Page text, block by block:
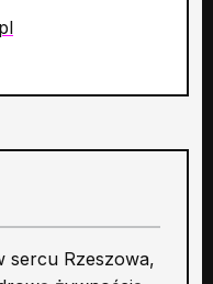
sercu Rzeszowa,